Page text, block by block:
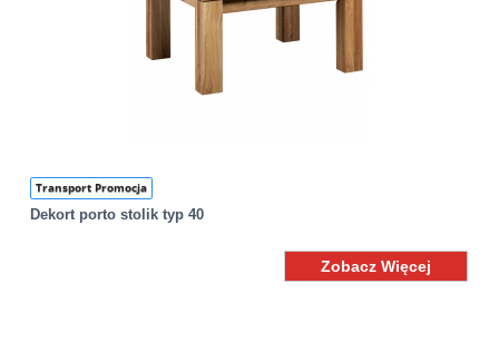
Transport Promocja
Dekort porto stolik typ 40
Zobacz Więcej